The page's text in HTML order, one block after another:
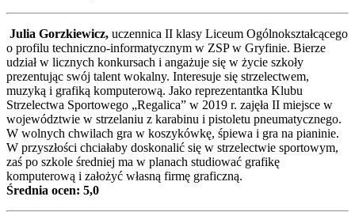
Julia Gorzkiewicz, uczennica II klasy Liceum Ogólnokształcącego
o profilu techniczno-informatycznym w ZSP w Gryfinie. Bierze
udział w licznych konkursach i angażuje się w życie szkoły
prezentując swój talent wokalny. Interesuje się strzelectwem,
muzyką i grafiką komputerową. Jako reprezentantka Klubu
Strzelectwa Sportowego „Regalica” w 2019 r. zajęła II miejsce w
województwie w strzelaniu z karabinu i pistoletu pneumatycznego.
W wolnych chwilach gra w koszykówkę, śpiewa i gra na pianinie.
W przyszłości chciałaby doskonalić się w strzelectwie sportowym,
zaś po szkole średniej ma w planach studiować grafikę
komputerową i założyć własną firmę graficzną.
Średnia ocen: 5,0